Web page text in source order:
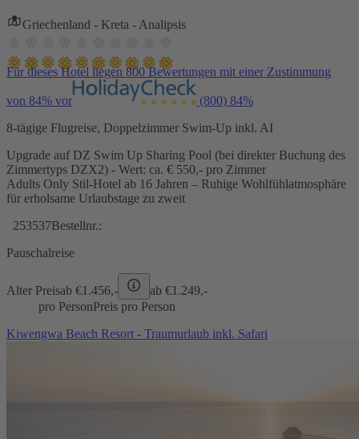
Griechenland - Kreta - Analipsis
Für dieses Hotel liegen 800 Bewertungen mit einer Zustimmung
von 84% vor (800) 84%
8-tägige Flugreise, Doppelzimmer Swim-Up inkl. AI
Upgrade auf DZ Swim Up Sharing Pool (bei direkter Buchung des
Zimmertyps DZX2) - Wert: ca. € 550,- pro Zimmer
Adults Only Stil-Hotel ab 16 Jahren – Ruhige Wohlfühlatmosphäre
für erholsame Urlaubstage zu zweit
253537Bestellnr.:
Pauschalreise
Alter Preisab €1.456,- ab €1.249,-
pro PersonPreis pro Person
Kiwengwa Beach Resort - Traumurlaub inkl. Safari